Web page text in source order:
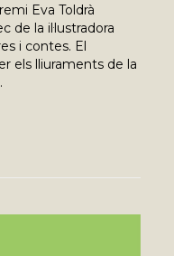
Eva Toldrà
de la il·lustradora
i contes. El
els lliuraments de la